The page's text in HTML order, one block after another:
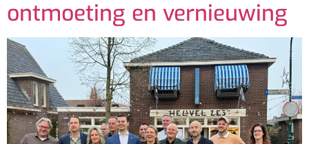
ontmoeting en vernieuwing